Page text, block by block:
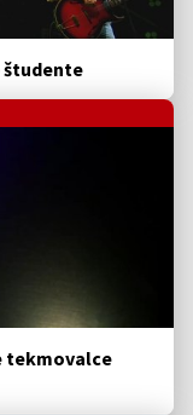
študente
tekmovalce